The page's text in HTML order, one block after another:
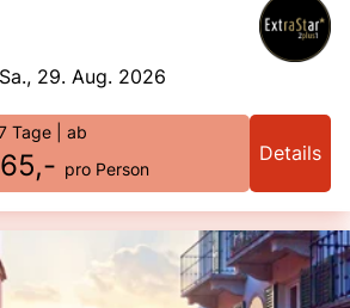
zu erholsamen Pausen.„Wunder des
de l’Abbaye in Le Tronchet
29. Aug. 2026
Tage | ab
pro Person
Details